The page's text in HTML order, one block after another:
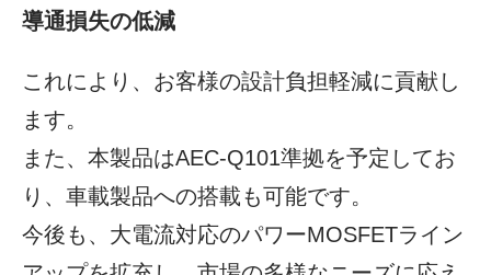
導通損失の低減
これにより、お客様の設計負担軽減に貢献し
ます。
また、本製品はAEC-Q101準拠を予定してお
り、車載製品への搭載も可能です。
今後も、大電流対応のパワーMOSFETライン